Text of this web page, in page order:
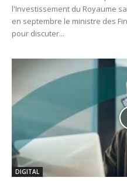
l'Investissement du Royaume
en septembre le ministre des
pour discuter...
DIGITAL